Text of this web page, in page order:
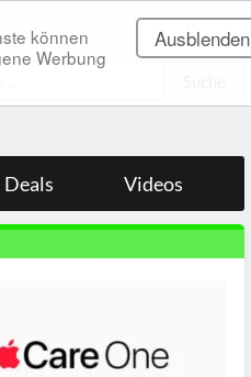
Ausblenden
können
Werbung
Deals Videos